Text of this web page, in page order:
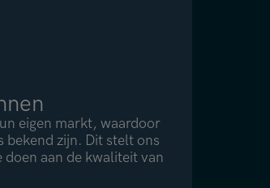
eigen markt, waardoor
bekend zijn. Dit stelt ons
doen aan de kwaliteit van